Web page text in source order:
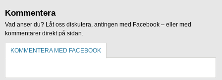
Kommentera
Vad anser du? Låt oss diskutera, antingen med Facebook – eller med
kommentarer direkt på sidan.
KOMMENTERA MED FACEBOOK